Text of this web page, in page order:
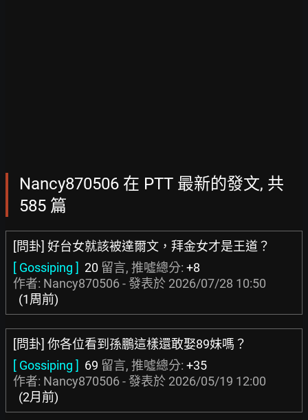
Nancy870506 在 PTT 最新的發文, 共
585 篇
[問卦] 好台女就該被達爾文，拜金女才是王道？
[ Gossiping ] 20 留言, 推噓總分: +8
作者: Nancy870506 - 發表於 2026/07/28 10:50
(1周前)
[問卦] 你各位看到孫鵬這樣還敢娶89妹嗎？
[ Gossiping ] 69 留言, 推噓總分: +35
作者: Nancy870506 - 發表於 2026/05/19 12:00
(2月前)